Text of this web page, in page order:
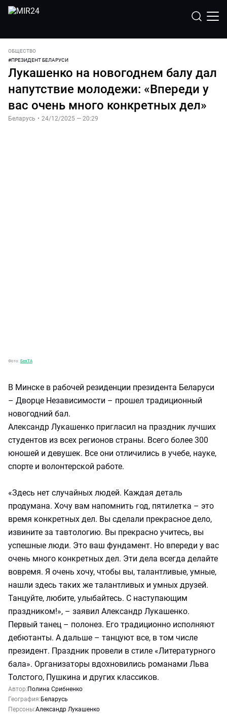
ОБЩЕСТВО
#ПРЕЗИДЕНТ БЕЛАРУСИ
Лукашенко на новогоднем балу дал
напутствие молодежи: «Впереди у
вас очень много конкретных дел»
Беларусь • 24/12/2025 — 20:29
Фото: БелТА
В Минске в рабочей резиденции президента Беларуси
– Дворце Независимости – прошел традиционный
новогодний бал.
Александр Лукашенко пригласил на праздник лучших
студентов из всех регионов страны. Всего более 300
юношей и девушек. Все они отличились в учебе, науке,
спорте и волонтерской работе.
«Здесь нет случайных людей. Каждая деталь
продумана. Хочу вам напомнить год, пятилетка – это
время конкретных дел. Вы сделали прекрасное дело,
извините за тавтологию. Вы прекрасно учитесь, вы
успешные люди. Это ваш фундамент. Но впереди у вас
очень много конкретных дел. Эти дела всегда делайте
вовремя. Я очень хочу, чтобы вы, талантливые, умные,
нашли здесь таких же талантливых и умных друзей.
Танцуйте, любите, улыбайтесь. С наступающим
праздником!», – заявил Александр Лукашенко.
Первый танец – полонез. Его традиционно исполняют
дебютанты. А дальше – танцуют все, в том числе
президент. Праздник провели в стиле «Литературного
бала». Организаторы вдохновились романами Льва
Толстого, Пушкина и других классиков.
Автор: Полина Срибненко
География: Беларусь
Персоны:Александр Лукашенко